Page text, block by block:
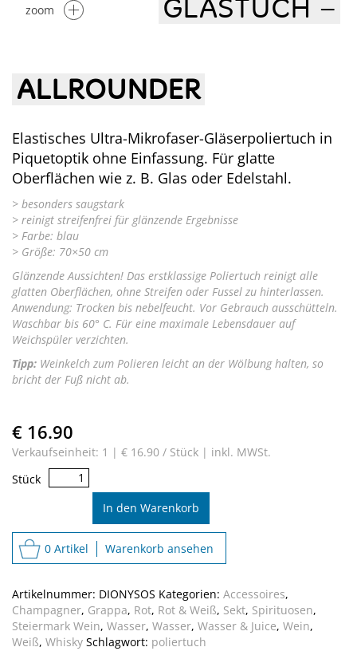
zoom
GLASTUCH –
ALLROUNDER
Elastisches Ultra-Mikrofaser-Gläserpoliertuch in
Piquetoptik ohne Einfassung. Für glatte
Oberflächen wie z. B. Glas oder Edelstahl.
> besonders saugstark
> reinigt streifenfrei für glänzende Ergebnisse
> Farbe: blau
> Größe: 70×50 cm
Glänzende Aussichten! Das erstklassige Poliertuch reinigt alle
glatten Oberflächen, ohne Streifen oder Fussel zu hinterlassen.
Anwendung: Trocken bis nebelfeucht. Vor Gebrauch ausschütteln.
Waschbar bis 60° C. Für eine maximale Lebensdauer auf
Weichspüler verzichten.
Tipp: Weinkelch zum Polieren leicht an der Wölbung halten, so
bricht der Fuß nicht ab.
€ 16.90
Verkaufseinheit: 1 | € 16.90 / Stück | inkl. MWSt.
Stück
Glastuch
Allrounder
In den Warenkorb
0 Artikel Warenkorb ansehen
Artikelnummer: DIONYSOS Kategorien: Accessoires,
Champagner, Grappa, Rot, Rot & Weiß, Sekt, Spirituosen,
Steiermark Wein, Wasser, Wasser, Wasser & Juice, Wein,
Weiß, Whisky Schlagwort: poliertuch